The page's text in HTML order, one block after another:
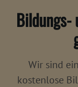
Bildungs-
Wir sind
kostenlose